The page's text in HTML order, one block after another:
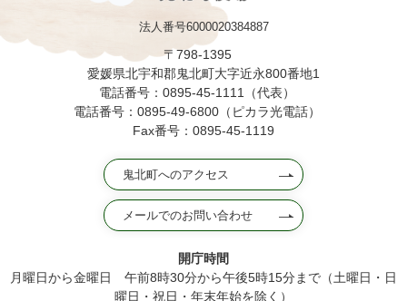
法人番号6000020384887
〒798-1395
愛媛県北宇和郡鬼北町大字近永800番地1
電話番号：0895-45-1111（代表）
電話番号：0895-49-6800（ピカラ光電話）
Fax番号：0895-45-1119
鬼北町へのアクセス
メールでのお問い合わせ
開庁時間
月曜日から金曜日 午前8時30分から午後5時15分まで（土曜日・日
曜日・祝日・年末年始を除く）